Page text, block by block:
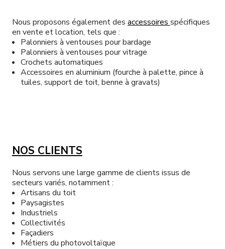
Nous proposons également des accessoires spécifiques
en vente et location, tels que :
Palonniers à ventouses pour bardage
Palonniers à ventouses pour vitrage
Crochets automatiques
Accessoires en aluminium (fourche à palette, pince à
tuiles, support de toit, benne à gravats)
NOS CLIENTS
Nous servons une large gamme de clients issus de
secteurs variés, notamment :
Artisans du toit
Paysagistes
Industriels
Collectivités
Façadiers
Métiers du photovoltaïque